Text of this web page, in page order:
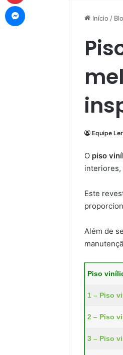
Início /
Equipe
O piso
interiores,
Este
Além de
Piso
1 – Piso
2 – Piso
3 – Piso